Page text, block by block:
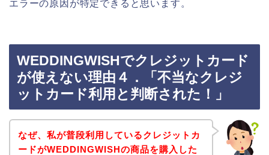
エラーの原因が特定できると思います。
WEDDINGWISHでクレジットカード
が使えない理由４．「不当なクレジ
ットカード利用と判断された！」
なぜ、私が普段利用しているクレジットカ
ードがWEDDINGWISHの商品を購入した